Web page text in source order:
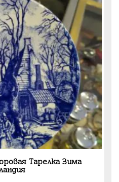
Тарелка Зима